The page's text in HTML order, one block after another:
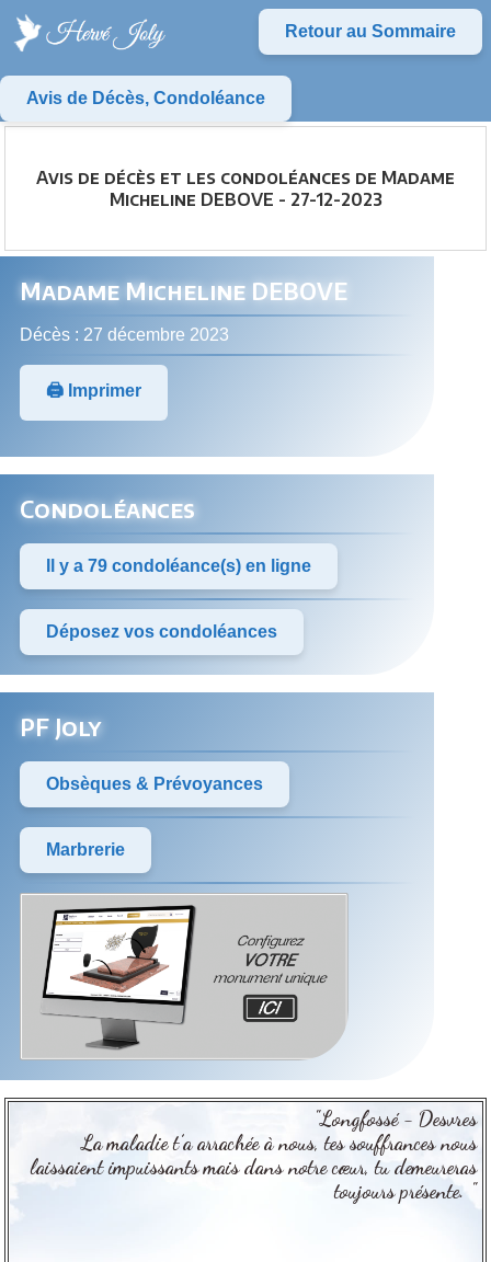
Retour au Sommaire
Avis de Décès, Condoléance
Avis de décès et les condoléances de Madame
Micheline DEBOVE - 27-12-2023
Madame Micheline DEBOVE
Décès : 27 décembre 2023
🖨️ Imprimer
Condoléances
Il y a 79 condoléance(s) en ligne
Déposez vos condoléances
PF Joly
Obsèques & Prévoyances
Marbrerie
"Longfossé - Desvres
La maladie t’a arrachée à nous, tes souffrances nous
laissaient impuissants mais dans notre cœur, tu demeureras
toujours présente. "